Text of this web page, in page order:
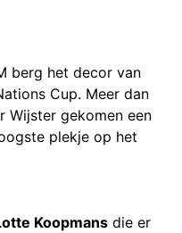
berg het decor van
Cup. Meer dan
Wijster gekomen een
plekje op het
Koopmans die er